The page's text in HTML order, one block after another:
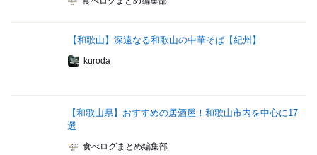
【和歌山】深遠なる和歌山の中華そば【紀州】
kuroda
【和歌山県】おすすめの居酒屋！和歌山市内を中心に17
選
食べログまとめ編集部